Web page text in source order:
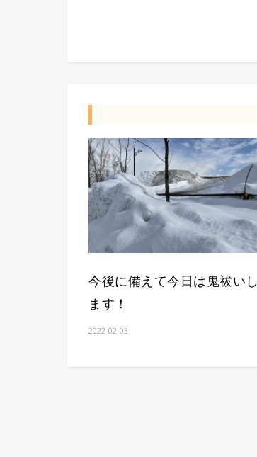
今後に備えて今日は鬼祓いし
ます！
2022-02-03